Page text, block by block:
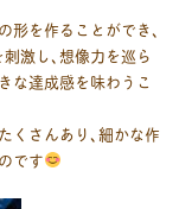
形を作ることができ､
激し､想像力を巡ら
な達成感を味わうこ
くさんあり､細かな作
です